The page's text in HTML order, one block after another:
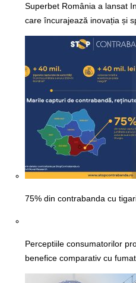
Superbet România a lansat
care încurajează inovația și
75% din contrabanda cu
Perceptiile consumatorilor
benefice comparativ cu